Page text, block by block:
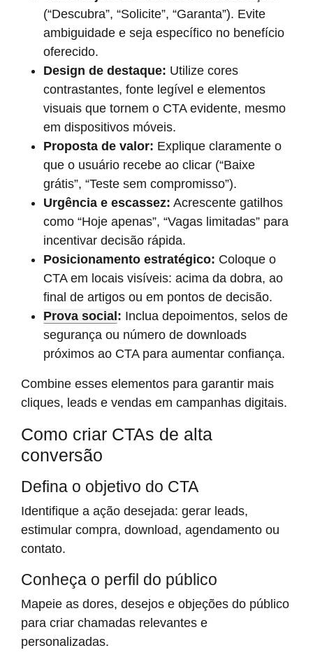
(“Descubra”, “Solicite”, “Garanta”). Evite
ambiguidade e seja específico no benefício
oferecido.
Design de destaque: Utilize cores
contrastantes, fonte legível e elementos
visuais que tornem o CTA evidente, mesmo
em dispositivos móveis.
Proposta de valor: Explique claramente o
que o usuário recebe ao clicar (“Baixe
grátis”, “Teste sem compromisso”).
Urgência e escassez: Acrescente gatilhos
como “Hoje apenas”, “Vagas limitadas” para
incentivar decisão rápida.
Posicionamento estratégico: Coloque o
CTA em locais visíveis: acima da dobra, ao
final de artigos ou em pontos de decisão.
Prova social : Inclua depoimentos, selos de
segurança ou número de downloads
próximos ao CTA para aumentar confiança.
Combine esses elementos para garantir mais
cliques, leads e vendas em campanhas digitais.
Como criar CTAs de alta
conversão
Defina o objetivo do CTA
Identifique a ação desejada: gerar leads,
estimular compra, download, agendamento ou
contato.
Conheça o perfil do público
Mapeie as dores, desejos e objeções do público
para criar chamadas relevantes e
personalizadas.